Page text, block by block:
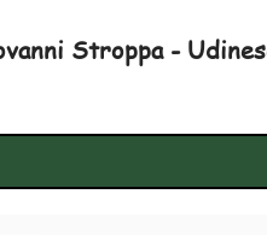
Stroppa -